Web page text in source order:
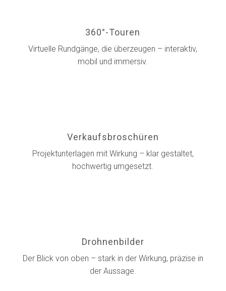
360°-Touren
Virtuelle Rundgänge, die überzeugen – interaktiv,
mobil und immersiv.
Verkaufsbroschüren
Projektunterlagen mit Wirkung – klar gestaltet,
hochwertig umgesetzt.
Drohnenbilder
Der Blick von oben – stark in der Wirkung, präzise in
der Aussage.